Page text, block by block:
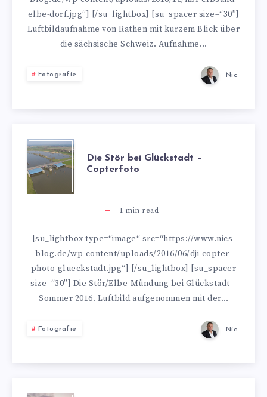
KURZER
BLICK
ÜBER
SCHWEIZ
elbe-dorf.jpg“] [/su_lightbox] [su_spacer size=“30″]
Luftbildaufnahme von Rathen mit kurzem Blick über
die sächsische Schweiz. Aufnahme…
Fotografie Nic
DIE
STÖR
GLÜCKSTADT
–
COPTERFOTO
Die Stör bei Glückstadt –
Copterfoto
1 min read
[su_lightbox type=“image“ src=“https://www.nics-
blog.de/wp-content/uploads/2016/06/dji-copter-
photo-glueckstadt.jpg“] [/su_lightbox] [su_spacer
size=“30″] Die Stör/Elbe-Mündung bei Glückstadt –
Sommer 2016. Luftbild aufgenommen mit der…
Fotografie Nic